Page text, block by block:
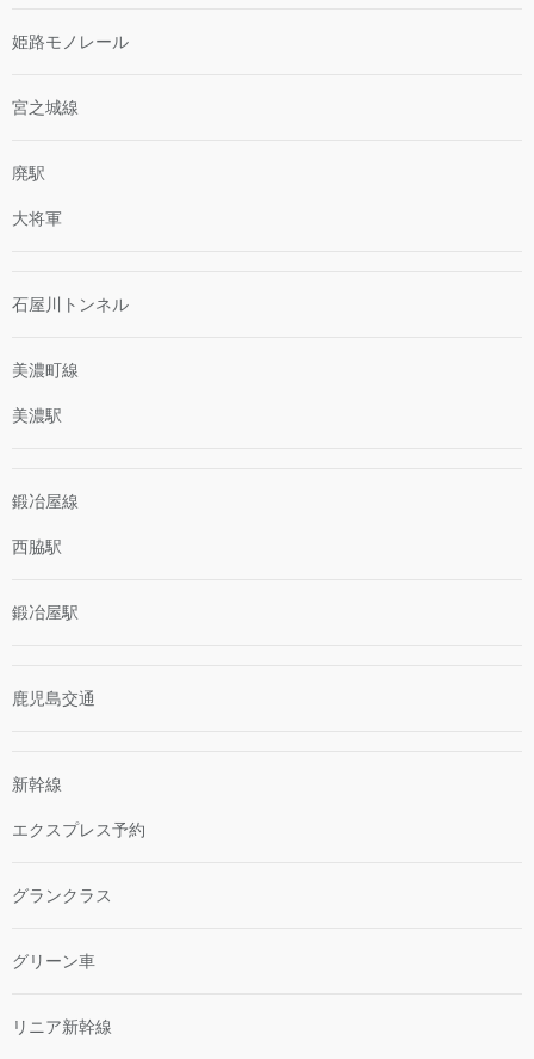
姫路モノレール
宮之城線
廃駅
大将軍
石屋川トンネル
美濃町線
美濃駅
鍛冶屋線
西脇駅
鍛冶屋駅
鹿児島交通
新幹線
エクスプレス予約
グランクラス
グリーン車
リニア新幹線